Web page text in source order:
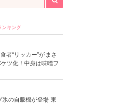
ンキング
者“リッカー”がまさ
ツ化！中身は味噌フ
の自販機が登場 東